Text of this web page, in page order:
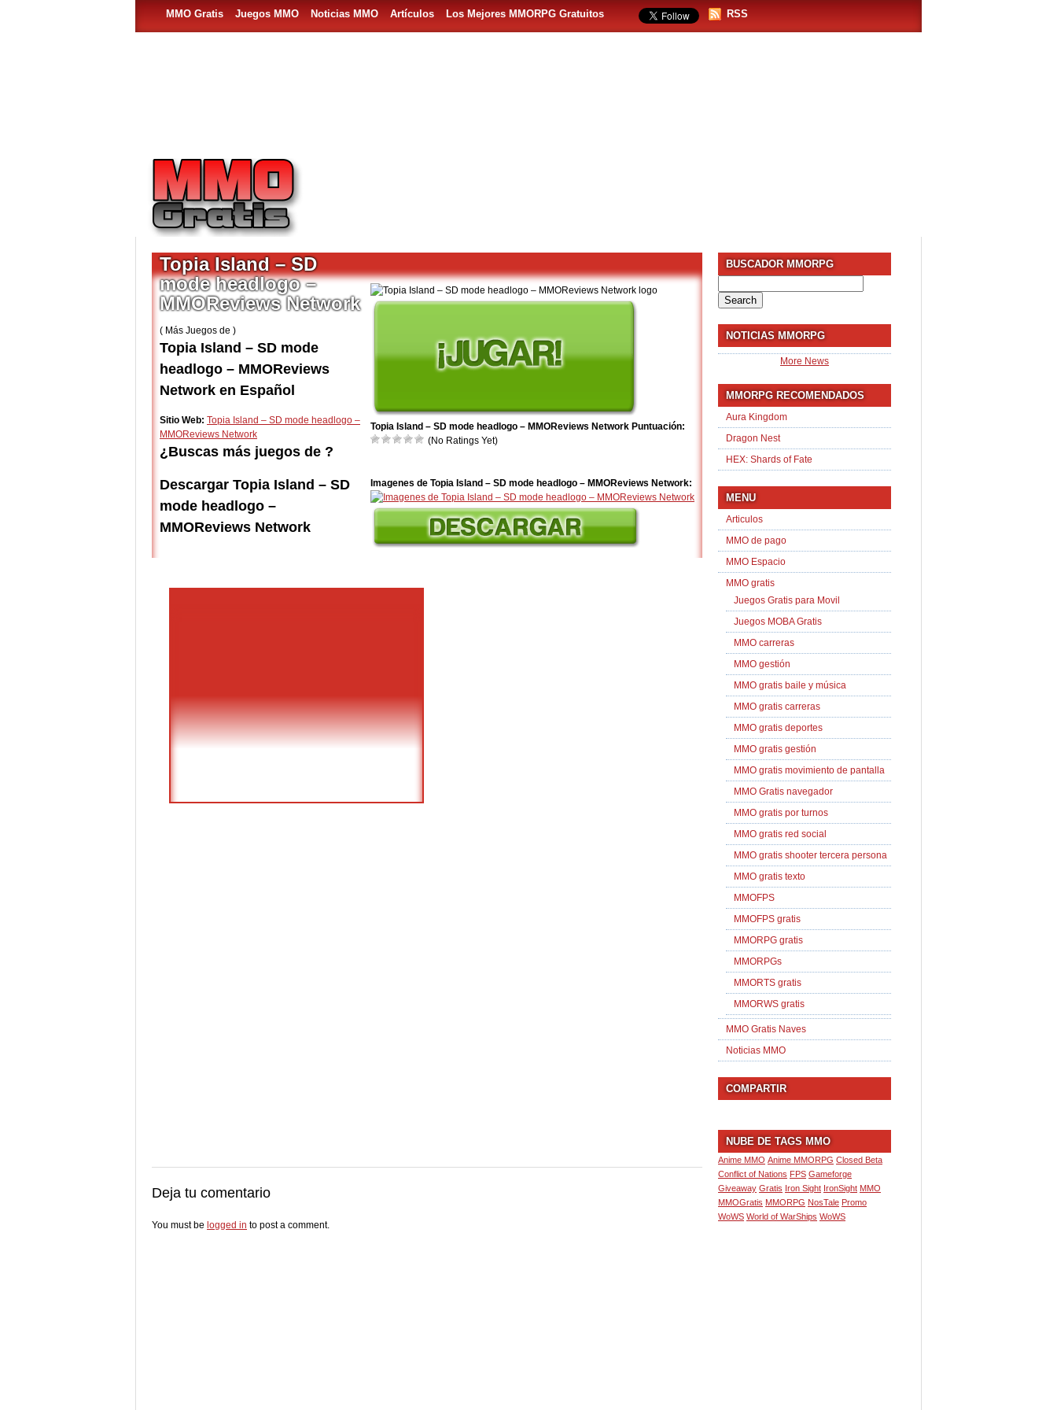
MMO Gratis Juegos MMO Noticias MMO Artículos Los Mejores MMORPG Gratuitos RSS
Topia Island – SD mode headlogo – MMOReviews Network Puntuación:
(No Ratings Yet)
Imagenes de Topia Island – SD mode headlogo – MMOReviews Network:
Topia Island – SD
mode headlogo –
MMOReviews Network
( Más Juegos de )
Topia Island – SD mode
headlogo – MMOReviews
Network en Español
Sitio Web: Topia Island – SD mode headlogo –
MMOReviews Network
¿Buscas más juegos de ?
Descargar Topia Island – SD
mode headlogo –
MMOReviews Network
Deja tu comentario
You must be logged in to post a comment.
BUSCADOR MMORPG
for:
NOTICIAS MMORPG
More News
MMORPG RECOMENDADOS
Aura Kingdom
Dragon Nest
HEX: Shards of Fate
MENU
Articulos
MMO de pago
MMO Espacio
MMO gratis
Juegos Gratis para Movil
Juegos MOBA Gratis
MMO carreras
MMO gestión
MMO gratis baile y música
MMO gratis carreras
MMO gratis deportes
MMO gratis gestión
MMO gratis movimiento de pantalla
MMO Gratis navegador
MMO gratis por turnos
MMO gratis red social
MMO gratis shooter tercera persona
MMO gratis texto
MMOFPS
MMOFPS gratis
MMORPG gratis
MMORPGs
MMORTS gratis
MMORWS gratis
MMO Gratis Naves
Noticias MMO
COMPARTIR
NUBE DE TAGS MMO
Anime MMO Anime MMORPG Closed Beta
Conflict of Nations FPS Gameforge
Giveaway Gratis Iron Sight IronSight MMO
MMOGratis MMORPG NosTale Promo
WoWS World of WarShips WoWS